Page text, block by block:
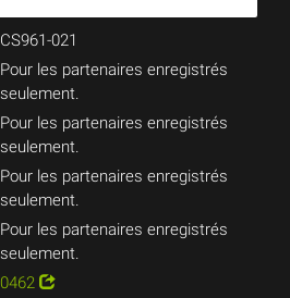
CS961-021
Pour les partenaires enregistrés
seulement.
Pour les partenaires enregistrés
seulement.
Pour les partenaires enregistrés
seulement.
Pour les partenaires enregistrés
seulement.
0462